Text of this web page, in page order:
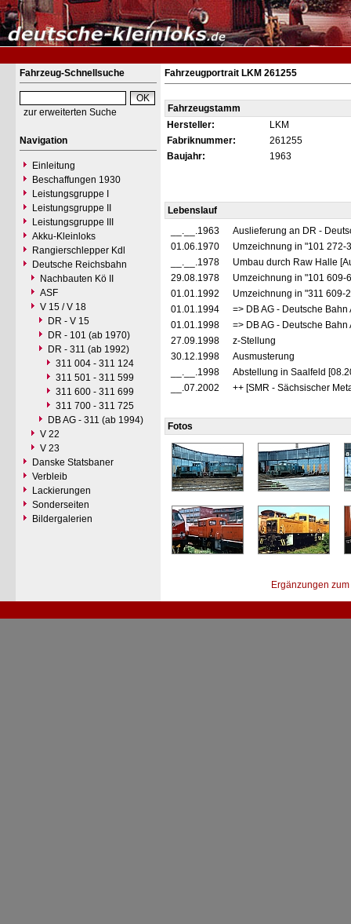
Fahrzeug-Schnellsuche
zur erweiterten Suche
Navigation
Einleitung
Beschaffungen 1930
Leistungsgruppe I
Leistungsgruppe II
Leistungsgruppe III
Akku-Kleinloks
Rangierschlepper Kdl
Deutsche Reichsbahn
Nachbauten Kö II
ASF
V 15 / V 18
DR - V 15
DR - 101 (ab 1970)
DR - 311 (ab 1992)
311 004 - 311 124
311 501 - 311 599
311 600 - 311 699
311 700 - 311 725
DB AG - 311 (ab 1994)
V 22
V 23
Danske Statsbaner
Verbleib
Lackierungen
Sonderseiten
Bildergalerien
Fahrzeugportrait LKM 261255
Fahrzeugstamm
Hersteller:
LKM
Fabriknummer:
261255
Baujahr:
1963
Lebenslauf
__.__.1963
Auslieferung an DR -
01.06.1970
Umzeichnung in "101 272-
__.__.1978
Umbau durch Raw Halle
29.08.1978
Umzeichnung in "101 609-
01.01.1992
Umzeichnung in "311 609-
01.01.1994
=> DB AG - Deutsche
01.01.1998
=> DB AG - Deutsche
27.09.1998
z-Stellung
30.12.1998
Ausmusterung
__.__.1998
Abstellung in Saalfeld
__.07.2002
++ [SMR - Sächsischer
Fotos
Ergänzungen